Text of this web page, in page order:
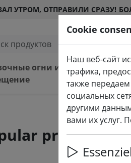
УТРОМ, ОТПРАВИЛИ СРАЗУ!
продуктов
огни и
products
Cookie
Наш веб-сайт
трафика,
также
социальных
другими
вами их услуг.